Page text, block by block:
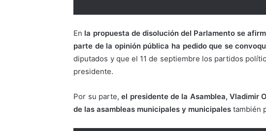
En la propuesta de disolución del Parlamento se
parte de la opinión pública ha pedido que se
diputados y que el 11 de septiembre los partidos
presidente.
Por su parte,el presidente de la Asamblea, Vladimir
de las asambleas municipales y municipales también